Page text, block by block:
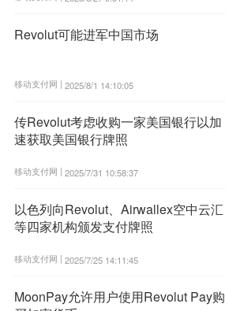
Revolut可能进军中国市场
移动支付网 | 2025/8/1 14:10:05
传Revolut考虑收购一家美国银行以加
速获取美国银行牌照
移动支付网 | 2025/7/31 10:58:37
以色列向Revolut、Airwallex空中云汇
等四家机构颁发支付牌照
移动支付网 | 2025/7/25 14:11:45
MoonPay允许用户使用Revolut Pay购